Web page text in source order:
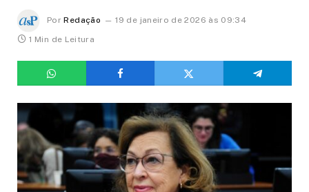
Por Redação
19 de janeiro de 2026 às 09:34
1 Min de Leitura